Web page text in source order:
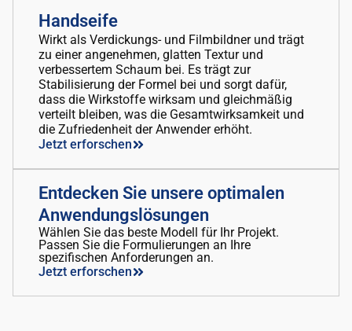
Handseife
Wirkt als Verdickungs- und Filmbildner und trägt
zu einer angenehmen, glatten Textur und
verbessertem Schaum bei. Es trägt zur
Stabilisierung der Formel bei und sorgt dafür,
dass die Wirkstoffe wirksam und gleichmäßig
verteilt bleiben, was die Gesamtwirksamkeit und
die Zufriedenheit der Anwender erhöht.
Jetzt erforschen
Entdecken Sie unsere optimalen
Anwendungslösungen
Wählen Sie das beste Modell für Ihr Projekt.
Passen Sie die Formulierungen an Ihre
spezifischen Anforderungen an.
Jetzt erforschen